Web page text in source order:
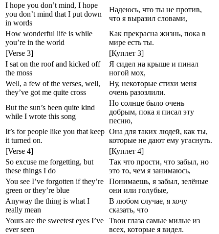
I hope you don’t mind, I hope
you don’t mind that I put down
in words
Надеюсь, что ты не против,
что я выразил словами,
How wonderful life is while
you’re in the world
Как прекрасна жизнь, пока в
мире есть ты.
[Verse 3]
[Куплет 3]
I sat on the roof and kicked off
the moss
Я сидел на крыше и пинал
ногой мох,
Well, a few of the verses, well,
they’ve got me quite cross
Ну, некоторые стихи меня
очень разозлили.
But the sun’s been quite kind
while I wrote this song
Но солнце было очень
добрым, пока я писал эту
песню,
It’s for people like you that keep
it turned on.
Она для таких людей, как ты,
которые не дают ему угаснуть.
[Verse 4]
[Куплет 4]
So excuse me forgetting, but
these things I do
Так что прости, что забыл, но
это то, чем я занимаюсь,
You see I’ve forgotten if they’re
green or they’re blue
Понимаешь, я забыл, зелёные
они или голубые,
Anyway the thing is what I
really mean
В любом случае, я хочу
сказать, что
Yours are the sweetest eyes I’ve
ever seen
Твои глаза самые милые из
всех, которые я видел.